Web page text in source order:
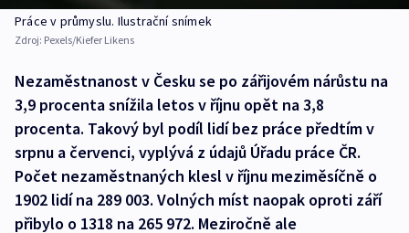
Práce v průmyslu. Ilustrační snímek
Zdroj: Pexels/Kiefer Likens
Nezaměstnanost v Česku se po zářijovém nárůstu na
3,9 procenta snížila letos v říjnu opět na 3,8
procenta. Takový byl podíl lidí bez práce předtím v
srpnu a červenci, vyplývá z údajů Úřadu práce ČR.
Počet nezaměstnaných klesl v říjnu meziměsíčně o
1902 lidí na 289 003. Volných míst naopak oproti září
přibylo o 1318 na 265 972. Meziročně ale